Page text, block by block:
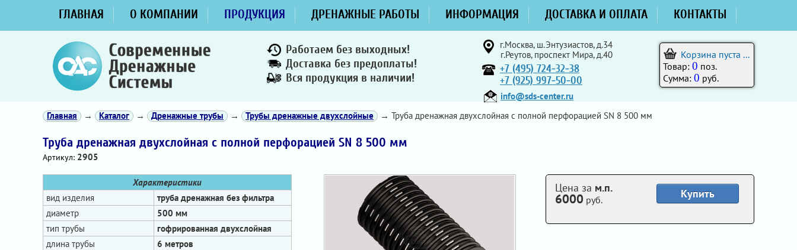
ГЛАВНАЯ О КОМПАНИИ ПРОДУКЦИЯ ДРЕНАЖНЫЕ РАБОТЫ ИНФОРМАЦИЯ ДОСТАВКА И ОПЛАТА КОНТАКТЫ
Работаем без выходных!
Доставка без предоплаты!
Вся продукция в наличии!
г.Москва, ш.Энтузиастов, д.34
г.Реутов, проспект Мира, д.40
+7 (495) 724-32-38
+7 (925) 997-50-00
info@sds-center.ru
Корзина пуста ...
Товар: 0 поз.
Сумма: 0 руб.
Главная → Каталог → Дренажные трубы → Трубы дренажные двухслойные → Труба дренажная двухслойная с полной перфорацией SN 8 500 мм
Труба дренажная двухслойная с полной перфорацией SN 8 500 мм
Артикул: 2905
Характеристики
вид изделия
труба дренажная без фильтра
диаметр
500 мм
тип трубы
гофрированная двухслойная
длина трубы
6 метров
Купить
Цена за м.п.
6000 руб.